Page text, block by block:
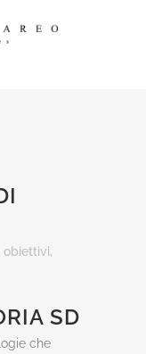
obiettivi,
SD
che